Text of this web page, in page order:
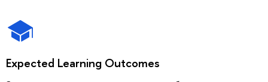
Expected Learning Outcomes